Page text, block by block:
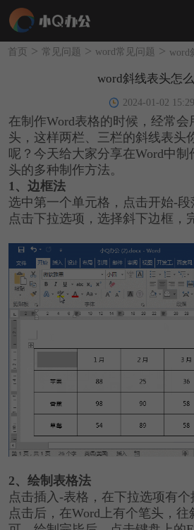
首页 > 常见问题 > word常见问题 > word
word斜线表头怎
2024-01-02
在制作Word表格的时候，经常会
头，这样两栏、三栏的斜线表头
呢？今天给大家分享在Word中
头的多种制作方法。
1、边框法
选中第一个单元格，点击开始-段
点击下拉选项，选择斜下边框，
2、绘制表格法
点击插入-表格，在下拉选项有个
点击后，在Word上有个笔头，